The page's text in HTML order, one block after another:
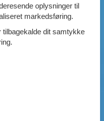
oplysninger til
markedsføring.
dit samtykke